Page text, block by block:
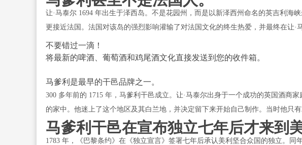
让·马泰尔 1694 年出生于泽西岛。不是花园州，而是以新泽西州命名的英吉利海
更接近法国。法国对该岛的强烈影响灌输了对法国文化的终生热爱，并最终在让·
不要错过一滴！
将最新的啤酒、葡萄酒和鸡尾酒文化直接发送到您的收件箱。
马爹利是最早的干邑品牌之一。
300 多年前的 1715 年，马爹利干邑成立。让·马泰尔出身于一个成功的英国酒商
的家中。他迷上了这个地区及其白兰地，并决定留下来开始自己制作。当时他只有
马爹利干邑在宣布独立七年后才来到美
1783 年，《巴黎条约》在《独立宣言》签署七年后承认美利坚合众国的独立。同